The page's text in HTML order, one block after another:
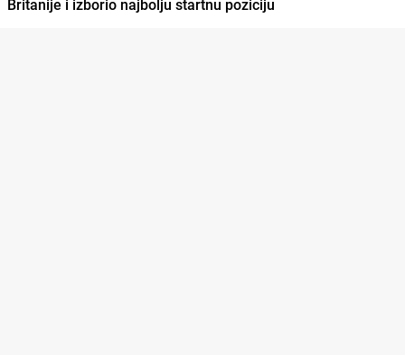
Britanije i izborio najbolju startnu poziciju